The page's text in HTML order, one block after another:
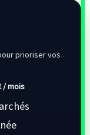
prioriser vos
/ mois